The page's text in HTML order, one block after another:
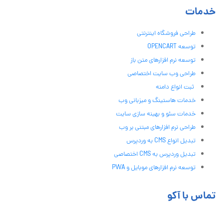
خدمات
طراحی فروشگاه اینترنتی
توسعه OPENCART
توسعه نرم افزارهای متن باز
طراحی وب سایت اختصاصی
ثبت انواع دامنه
خدمات هاستینگ و میزبانی وب
خدمات سئو و بهینه سازی سایت
طراحی نرم افزارهای مبتنی بر وب
تبدیل انواع CMS به وردپرس
تبدیل وردپرس به CMS اختصاصی
توسعه نرم افزارهای موبایل و PWA
تماس با آکو